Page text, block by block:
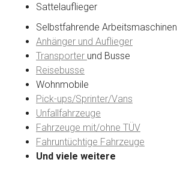
Bekannte Schäden
Kilometerstand
Preisvorstellung
Name*
Sattelauflieger
Selbstfahrende Arbeitsmaschinen
Anhänger und Auflieger
Transporter und Busse
Reisebusse
Wohnmobile
Pick-ups/Sprinter/Vans
Unfallfahrzeuge
Fahrzeuge mit/ohne TÜV
Fahruntüchtige Fahrzeuge
Und viele weitere